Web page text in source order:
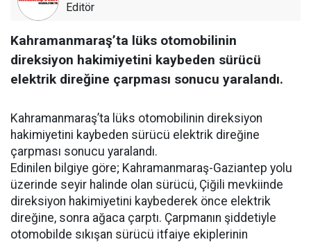
Editör
Kahramanmaraş’ta lüks otomobilinin
direksiyon hakimiyetini kaybeden sürücü
elektrik direğine çarpması sonucu yaralandı.
Kahramanmaraş’ta lüks otomobilinin direksiyon
hakimiyetini kaybeden sürücü elektrik direğine
çarpması sonucu yaralandı.
Edinilen bilgiye göre; Kahramanmaraş-Gaziantep yolu
üzerinde seyir halinde olan sürücü, Çiğili mevkiinde
direksiyon hakimiyetini kaybederek önce elektrik
direğine, sonra ağaca çarptı. Çarpmanın şiddetiyle
otomobilde sıkışan sürücü itfaiye ekiplerinin